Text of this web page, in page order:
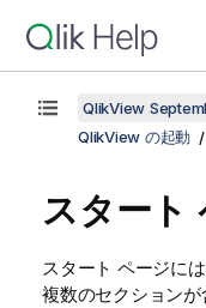
QlikView
QlikView の起動
スタート
スタート ページに
複数のセクションが